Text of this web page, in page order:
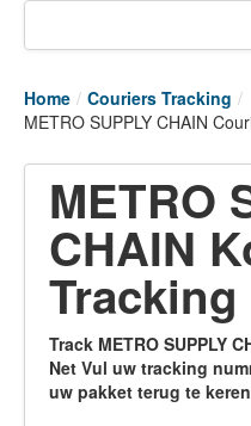
Tracking links
Couriers Tracking
Air Cargo Tracking
Postal Tracking
Vessel Tracking
Live Vessel Traffic
Port Of Calls
Home / Couriers Tracking /
METRO SUPPLY CHAIN
METRO
CHAIN
Tracking
Track METRO SUPPLY
Net Vul uw tracking
uw pakket terug te